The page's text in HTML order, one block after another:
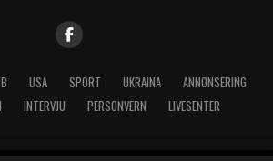
USA SPORT UKRAINA
ANNONSERING
INTERVJU PERSONVERN LIVESENTER